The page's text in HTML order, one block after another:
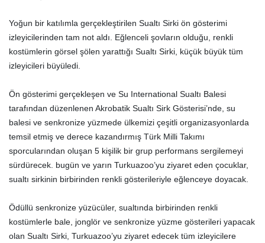
Yoğun bir katılımla gerçekleştirilen Sualtı Sirki ön gösterimi
izleyicilerinden tam not aldı. Eğlenceli şovların olduğu, renkli
kostümlerin görsel şölen yarattığı Sualtı Sirki, küçük büyük tüm
izleyicileri büyüledi.
Ön gösterimi gerçekleşen ve Su International Sualtı Balesi
tarafından düzenlenen Akrobatik Sualtı Sirk Gösterisi’nde, su
balesi ve senkronize yüzmede ülkemizi çeşitli organizasyonlarda
temsil etmiş ve derece kazandırmış Türk Milli Takımı
sporcularından oluşan 5 kişilik bir grup performans sergilemeyi
sürdürecek. bugün ve yarın Turkuazoo’yu ziyaret eden çocuklar,
sualtı sirkinin birbirinden renkli gösterileriyle eğlenceye doyacak.
Ödüllü senkronize yüzücüler, sualtında birbirinden renkli
kostümlerle bale, jonglör ve senkronize yüzme gösterileri yapacak
olan Sualtı Sirki, Turkuazoo’yu ziyaret edecek tüm izleyicilere